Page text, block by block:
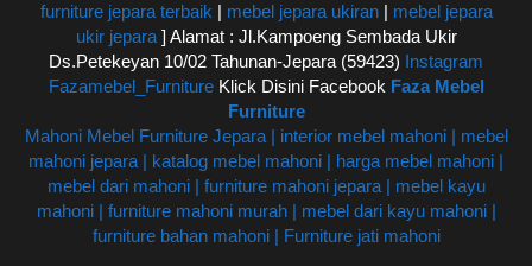
furniture jepara terbaik | mebel jepara ukiran| mebel jepara
ukir jepara ] Alamat : Jl.Kampoeng Sembada Ukir
Ds.Petekeyan 10/02 Tahunan-Jepara (59423) Instagram
Fazamebel_FurnitureKlick Disini Facebook Faza Mebel
Furniture
Mahoni Mebel Furniture Jepara | interior mebel mahoni | mebel
mahoni jepara | katalog mebel mahoni | harga mebel mahoni |
mebel dari mahoni | furniture mahoni jepara | mebel kayu
mahoni | furniture mahoni murah | mebel dari kayu mahoni |
furniture bahan mahoni | Furniture jati mahoni